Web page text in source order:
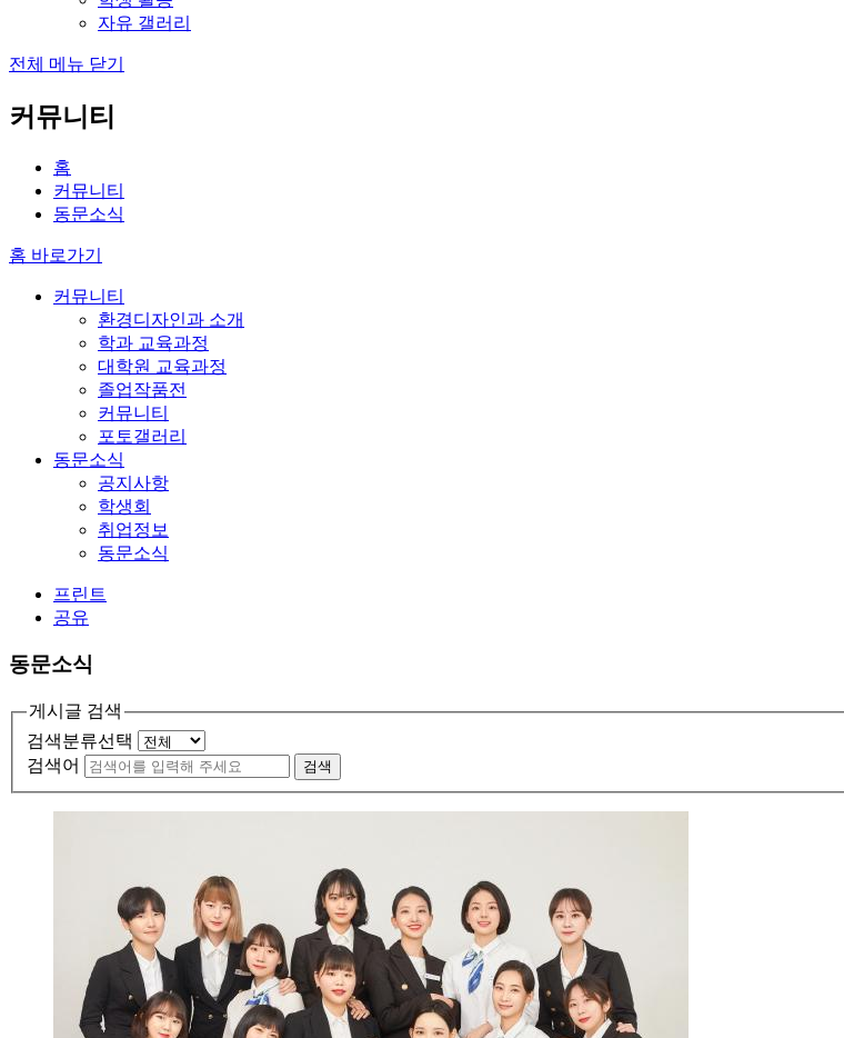
자유 갤러리
전체 메뉴 닫기
커뮤니티
홈
커뮤니티
동문소식
홈 바로가기
커뮤니티
환경디자인과 소개
학과 교육과정
대학원 교육과정
졸업작품전
커뮤니티
포토갤러리
동문소식
공지사항
학생회
취업정보
동문소식
프린트
공유
동문소식
게시글 검색
검색분류선택
검색어
검색